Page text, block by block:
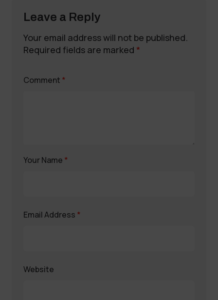
Leave a Reply
Your email address will not be published.
Required fields are marked *
Comment *
Your Name *
Email Address *
Website